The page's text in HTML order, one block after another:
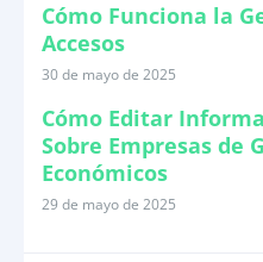
Cómo Funciona la
Accesos
30 de mayo de 2025
Cómo Editar
Sobre Empresas de
Económicos
29 de mayo de 2025